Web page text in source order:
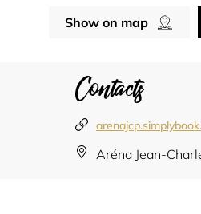
Show on map
Contacts
Aréna Jean-